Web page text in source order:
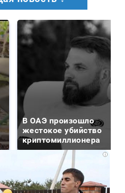
В ОАЭ произошло
жестокое убийство
криптомиллионера
i